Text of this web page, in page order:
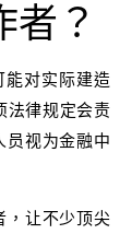
者？
对实际建造
法律规定会责
员视为金融中
，让不少顶尖